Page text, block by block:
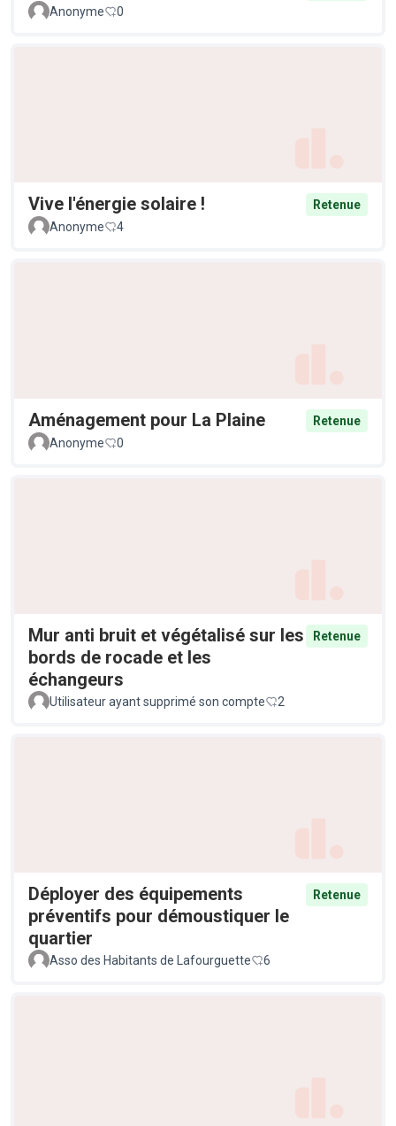
Anonyme
0
Vive l'énergie solaire !
Retenue
Anonyme
4
Aménagement pour La Plaine
Retenue
Anonyme
0
Mur anti bruit et végétalisé sur les
bords de rocade et les
échangeurs
Retenue
Utilisateur ayant supprimé son compte 2
Déployer des équipements
préventifs pour démoustiquer le
quartier
Retenue
Asso des Habitants de Lafourguette 6